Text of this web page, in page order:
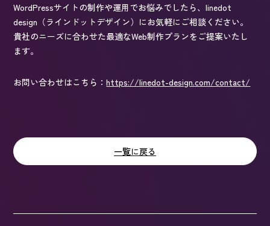
WordPressサイトの制作や運用でお悩みでしたら、linedot
design（ラインドットデザイン）にお気軽にご相談ください。
貴社のニーズに合わせた最適なWeb制作プランをご提案いたし
ます。
お問い合わせはこちら：https://linedot-design.com/contact/
一覧に戻る